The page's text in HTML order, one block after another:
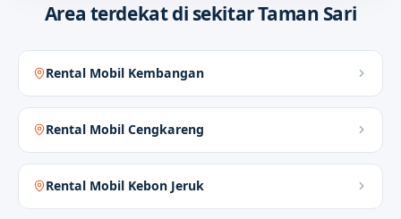
akal untuk agenda kerja
Di Taman Sari, format seperti Antar-Jemput
dan Sewa Harian 12/24 Jam biasanya paling
kunjungan kantor, dan waktu tunggu yang
sulit dipatok terlalu kaku.
Area terdekat di sekitar Taman Sari
Rental Mobil Kembangan
Rental Mobil Cengkareng
Rental Mobil Kebon Jeruk